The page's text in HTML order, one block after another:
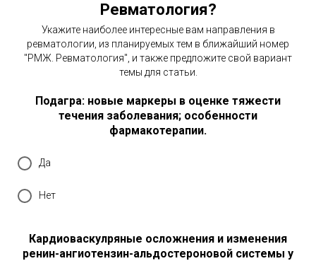
Ревматология?
Укажите наиболее интересные вам направления в
ревматологии, из планируемых тем в ближайший номер
"РМЖ. Ревматология", и также предложите свой вариант
темы для статьи.
Подагра: новые маркеры в оценке тяжести
течения заболевания; особенности
фармакотерапии.
Да
Нет
Кардиоваскулряные осложнения и изменения
ренин-ангиотензин-альдостероновой системы у